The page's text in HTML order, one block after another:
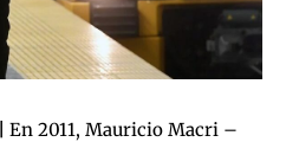
En 2011, Mauricio Macri –